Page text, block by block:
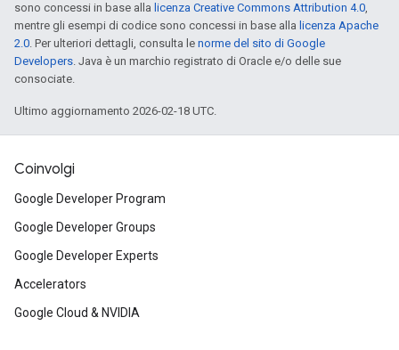
sono concessi in base alla licenza Creative Commons Attribution 4.0,
mentre gli esempi di codice sono concessi in base alla licenza Apache
2.0. Per ulteriori dettagli, consulta le norme del sito di Google
Developers. Java è un marchio registrato di Oracle e/o delle sue
consociate.
Ultimo aggiornamento 2026-02-18 UTC.
Coinvolgi
Google Developer Program
Google Developer Groups
Google Developer Experts
Accelerators
Google Cloud & NVIDIA